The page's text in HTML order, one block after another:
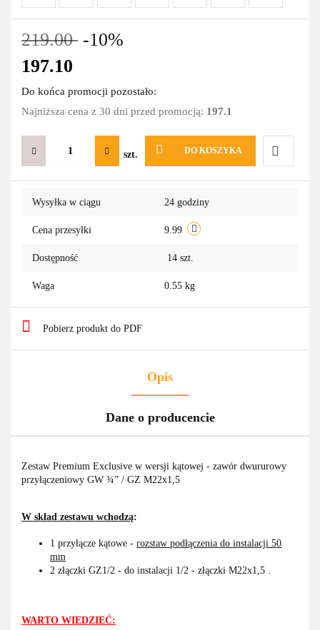
219.00 -10%
197.10
Do końca promocji pozostało:
Najniższa cena z 30 dni przed promocją: 197.1
szt. DO KOSZYKA
Do
Wysyłka w ciągu 24 godziny
Cena przesyłki 9.99
Dostępność 14 szt.
Waga 0.55 kg
Pobierz produkt do PDF
Opis
Dane o producencie
Zestaw Premium Exclusive w wersji kątowej - zawór dwururowy
przyłączeniowy GW ¾” / GZ M22x1,5
W skład zestawu wchodzą:
1 przyłącze kątowe - rozstaw podłączenia do instalacji 50
mm
2 złączki GZ1/2 - do instalacji 1/2 - złączki M22x1,5 .
WARTO WIEDZIEĆ: